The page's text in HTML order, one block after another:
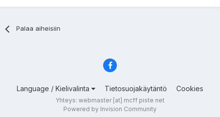
Palaa aiheisiin
Language / Kielivalinta Tietosuojakäytäntö Cookies
Yhteys: webmaster [at] mcff piste net
Powered by Invision Community